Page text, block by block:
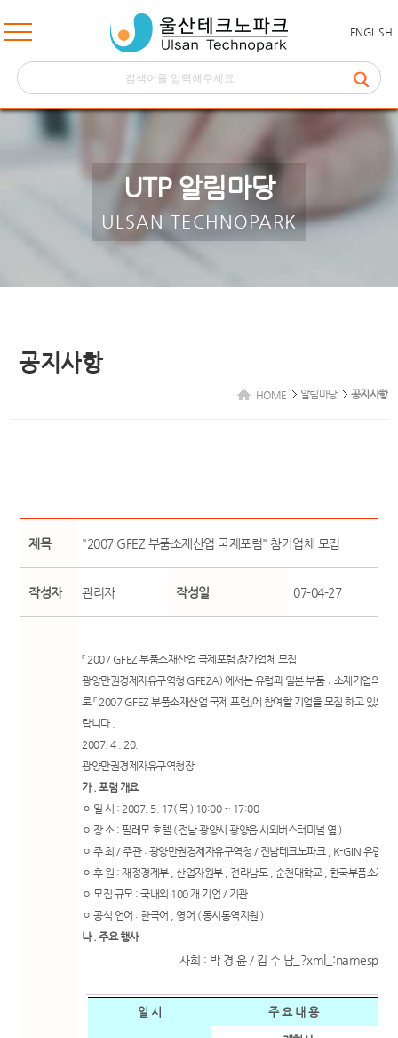
ENGLISH
UTP 알림마당
ULSAN TECHNOPARK
공지사항
HOME 알림마당 공지사항
제목 "2007 GFEZ 부품소재산업 국제포럼" 참가업체 모집
작성자 관리자 작성일 07-04-27
『 2007 GFEZ 부품소재산업 국제포럼』참가업체 모집
광양만권경제자유구역청 GFEZA) 에서는 유럽과 일본 부품 ․ 소재기업의
로 『 2007 GFEZ 부품소재산업 국제 포럼』에 참여할 기업을 모집 하고 있으
랍니다 .
2007. 4 . 20.
광양만권경제자유구역청장
가 . 포럼 개요
ㅇ 일 시 : 2007. 5. 17( 목 ) 10:00 ~ 17:00
ㅇ 장 소 : 필레모 호텔 ( 전남 광양시 광양읍 시외버스터미널 옆 )
ㅇ 주 최 / 주관 : 광양만권경제자유구역청 / 전남테크노파크 , K-GIN 유럽센
ㅇ 후 원 : 재정경제부 , 산업자원부 , 전라남도 , 순천대학교 , 한국부품소재산
ㅇ 모집 규모 : 국내외 100 개 기업 / 기관
ㅇ 공식 언어 : 한국어 , 영어 ( 동시통역지원 )
나 . 주요 행사
사회 : 박 경 윤/ 김 수 남
일 시 주 요 내 용